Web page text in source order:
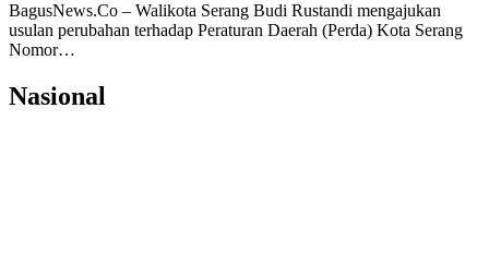
BagusNews.Co – Walikota Serang Budi Rustandi mengajukan
usulan perubahan terhadap Peraturan Daerah (Perda) Kota Serang
Nomor…
Nasional